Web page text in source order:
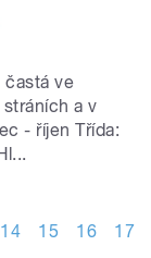
častá ve
a v
- říjen Třída:
14 15 16 17